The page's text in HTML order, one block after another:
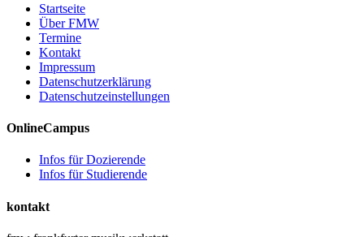
Startseite
Über FMW
Termine
Kontakt
Impressum
Datenschutzerklärung
Datenschutzeinstellungen
OnlineCampus
Infos für Dozierende
Infos für Studierende
kontakt